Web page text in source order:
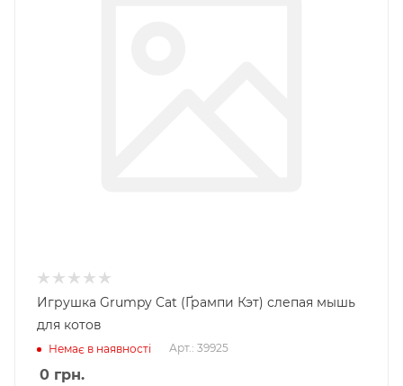
Игрушка Grumpy Cat (Ґрампи Кэт) слепая мышь
для котов
Немає в наявності Арт.: 39925
0 грн.